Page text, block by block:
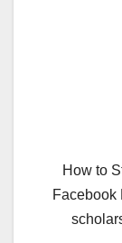
How to
Facebook